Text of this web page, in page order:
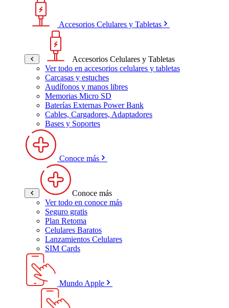
Accesorios Celulares y Tabletas
Accesorios Celulares y Tabletas
Ver todo en accesorios celulares y tabletas
Carcasas y estuches
Audífonos y manos libres
Memorias Micro SD
Baterías Externas Power Bank
Cables, Cargadores, Adaptadores
Bases y Soportes
Conoce más
Conoce más
Ver todo en conoce más
Seguro gratis
Plan Retoma
Celulares Baratos
Lanzamientos Celulares
SIM Cards
Mundo Apple